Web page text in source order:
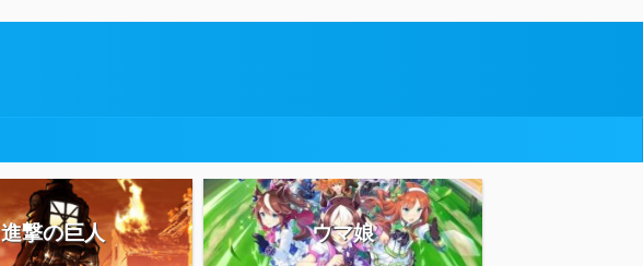
進撃の巨人 ウマ娘